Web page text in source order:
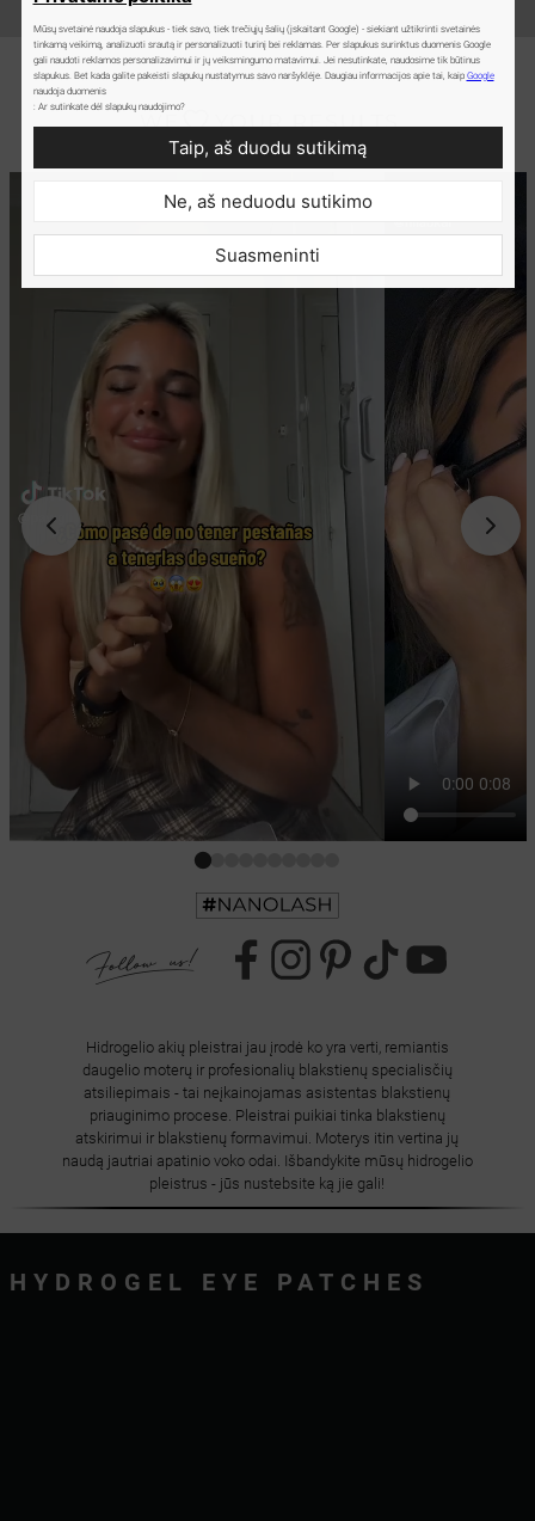
Hidrogelio akių pleistrai jau įrodė ko yra verti, remiantis
daugelio moterų ir profesionalių blakstienų specialisčių
atsiliepimais - tai neįkainojamas asistentas blakstienų
priauginimo procese. Pleistrai puikiai tinka blakstienų
atskirimui ir blakstienų formavimui. Moterys itin vertina jų
naudą jautriai apatinio voko odai. Išbandykite mūsų hidrogelio
pleistrus - jūs nustebsite ką jie gali!
HYDROGEL EYE PATCHES
Mūsų svetainė naudoja slapukus - tiek savo, tiek trečiųjų šalių (įskaitant Google) - siekiant užtikrinti svetainės
tinkamą veikimą, analizuoti srautą ir personalizuoti turinį bei reklamas. Per slapukus surinktus duomenis Google
gali naudoti reklamos personalizavimui ir jų veiksmingumo matavimui. Jei nesutinkate, naudosime tik būtinus
slapukus. Bet kada galite pakeisti slapukų nustatymus savo naršyklėje. Daugiau informacijos apie tai, kaip Google
naudoja duomenis
: Ar sutinkate dėl slapukų naudojimo?
Taip, aš duodu sutikimą
Ne, aš neduodu sutikimo
Suasmeninti